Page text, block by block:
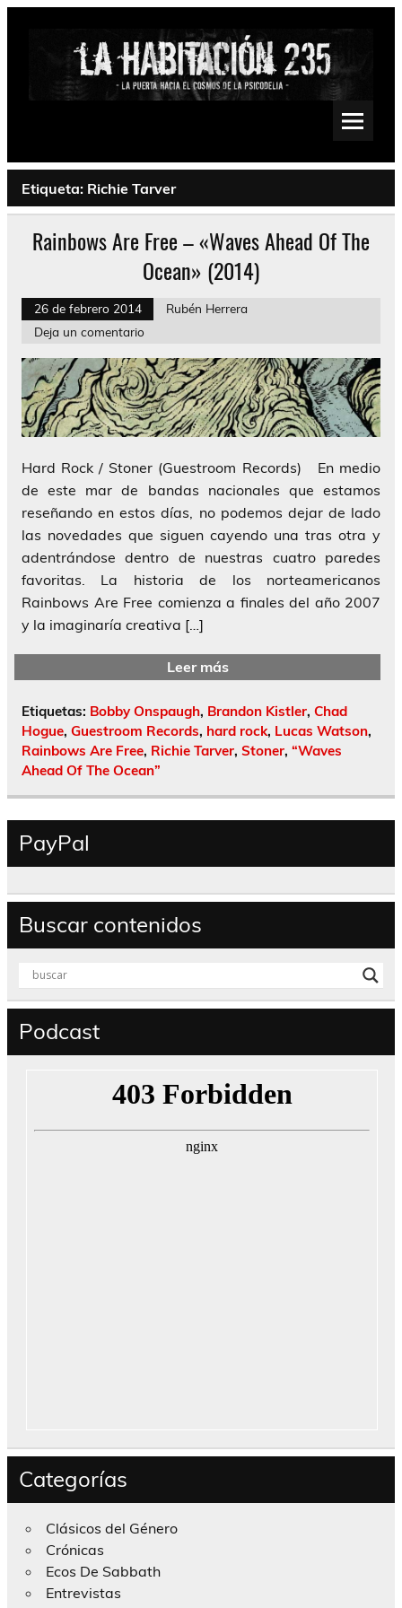
Saltar
Psychedelic, Stoner, Doom, Sludge, Fuzz, Space, Drone
Etiqueta: Richie Tarver
Rainbows Are Free – «Waves Ahead Of The
Ocean» (2014)
26 de febrero 2014
Rubén Herrera
Deja un comentario
Hard Rock / Stoner (Guestroom Records) En medio
de este mar de bandas nacionales que estamos
reseñando en estos días, no podemos dejar de lado
las novedades que siguen cayendo una tras otra y
adentrándose dentro de nuestras cuatro paredes
favoritas. La historia de los norteamericanos
Rainbows Are Free comienza a finales del año 2007
y la imaginaría creativa […]
Leer más
Etiquetas: Bobby Onspaugh, Brandon Kistler, Chad
Hogue, Guestroom Records, hard rock, Lucas Watson,
Rainbows Are Free, Richie Tarver, Stoner, “Waves
Ahead Of The Ocean”
PayPal
Buscar contenidos
Podcast
Categorías
Clásicos del Género
Crónicas
Ecos De Sabbath
Entrevistas